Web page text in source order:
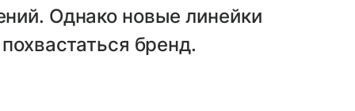
Однако новые линейки
бренд.